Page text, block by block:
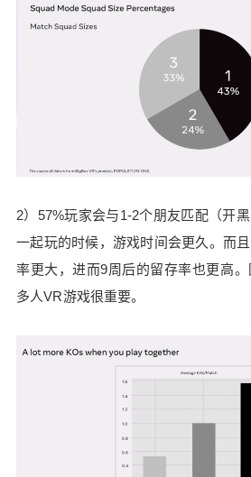
2）57%玩家会与1-2个朋友匹配（开
一起玩的时候，游戏时间会更久。而
率更大，进而9周后的留存率也更高
多人VR游戏很重要。
2 元 5 元
20 50
找回